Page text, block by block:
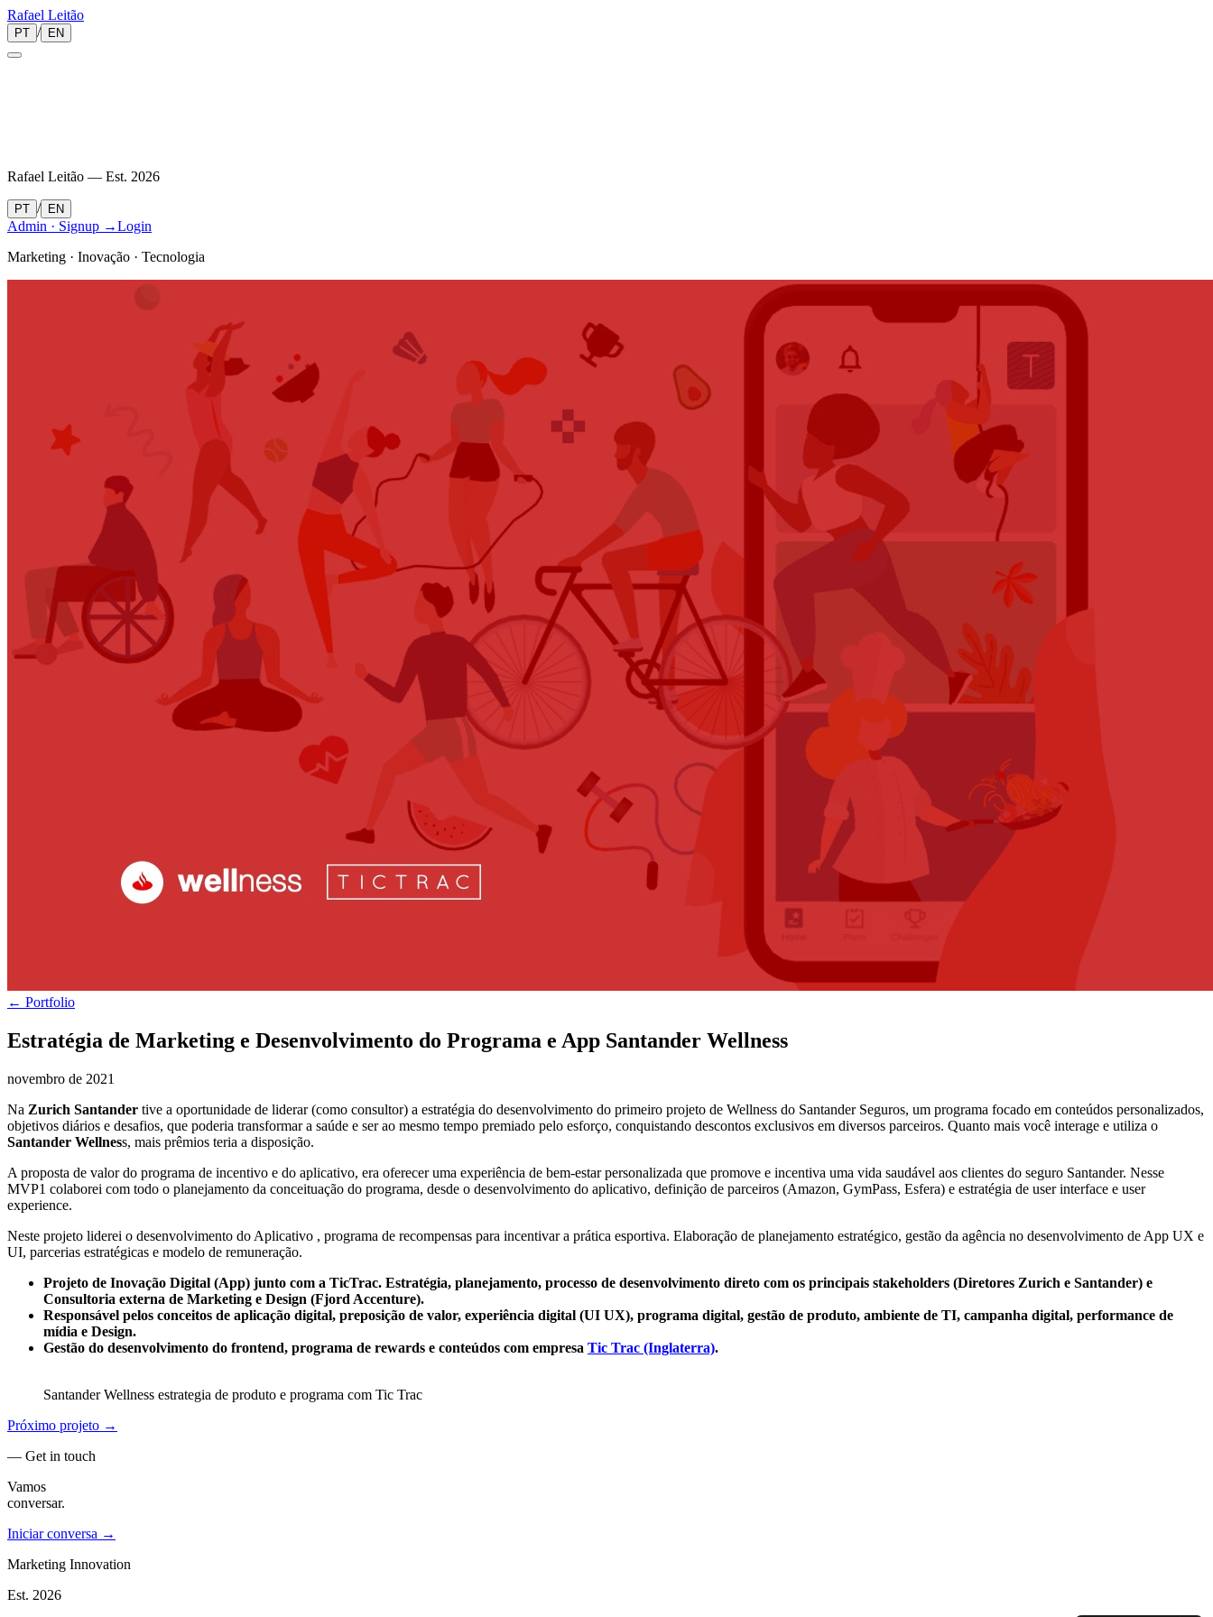
Rafael Leitão
PT / EN
Rafael Leitão — Est. 2026
PT / EN
Admin · Signup →Login
Marketing · Inovação · Tecnologia
← Portfolio
Estratégia de Marketing e Desenvolvimento do Programa e App Santander Wellness
novembro de 2021
Na Zurich Santander tive a oportunidade de liderar (como consultor) a estratégia do desenvolvimento do primeiro projeto de Wellness do Santander Seguros, um programa focado em conteúdos personalizados,
objetivos diários e desafios, que poderia transformar a saúde e ser ao mesmo tempo premiado pelo esforço, conquistando descontos exclusivos em diversos parceiros. Quanto mais você interage e utiliza o
Santander Wellness, mais prêmios teria a disposição.
A proposta de valor do programa de incentivo e do aplicativo, era oferecer uma experiência de bem-estar personalizada que promove e incentiva uma vida saudável aos clientes do seguro Santander. Nesse
MVP1 colaborei com todo o planejamento da conceituação do programa, desde o desenvolvimento do aplicativo, definição de parceiros (Amazon, GymPass, Esfera) e estratégia de user interface e user
experience.
Neste projeto liderei o desenvolvimento do Aplicativo , programa de recompensas para incentivar a prática esportiva. Elaboração de planejamento estratégico, gestão da agência no desenvolvimento de App UX e
UI, parcerias estratégicas e modelo de remuneração.
Projeto de Inovação Digital (App) junto com a TicTrac. Estratégia, planejamento, processo de desenvolvimento direto com os principais stakeholders (Diretores Zurich e Santander) e
Consultoria externa de Marketing e Design (Fjord Accenture).
Responsável pelos conceitos de aplicação digital, preposição de valor, experiência digital (UI UX), programa digital, gestão de produto, ambiente de TI, campanha digital, performance de
mídia e Design.
Gestão do desenvolvimento do frontend, programa de rewards e conteúdos com empresa Tic Trac (Inglaterra).
Santander Wellness estrategia de produto e programa com Tic Trac
Próximo projeto →
— Get in touch
Vamos
conversar.
Iniciar conversa →
Marketing Innovation
Est. 2026